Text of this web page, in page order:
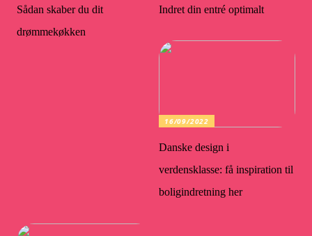
Sådan skaber du dit
drømmekøkken
Indret din entré optimalt
16/09/2022
Danske design i
verdensklasse: få inspiration til
boligindretning her